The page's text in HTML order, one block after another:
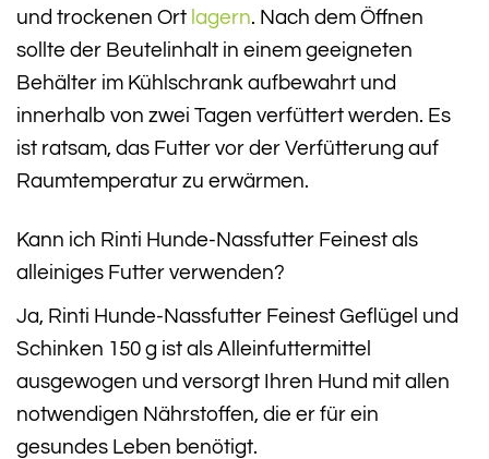
und trockenen Ort lagern. Nach dem Öffnen
sollte der Beutelinhalt in einem geeigneten
Behälter im Kühlschrank aufbewahrt und
innerhalb von zwei Tagen verfüttert werden. Es
ist ratsam, das Futter vor der Verfütterung auf
Raumtemperatur zu erwärmen.
Kann ich Rinti Hunde-Nassfutter Feinest als
alleiniges Futter verwenden?
Ja, Rinti Hunde-Nassfutter Feinest Geflügel und
Schinken 150 g ist als Alleinfuttermittel
ausgewogen und versorgt Ihren Hund mit allen
notwendigen Nährstoffen, die er für ein
gesundes Leben benötigt.